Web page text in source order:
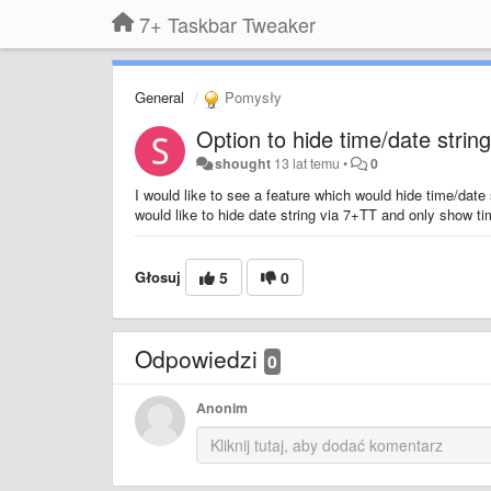
7+ Taskbar Tweaker
General Pomysły
Option to hide time/date
shought 13 lat temu • 0
I would like to see a feature which would hide time/
would like to hide date string via 7+TT and only show
Głosuj 5 0
Odpowiedzi 0
Anonim